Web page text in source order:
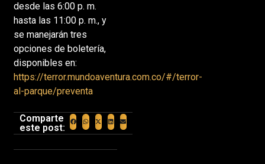
desde las 6:00 p. m.
hasta las 11:00 p. m., y
se manejarán tres
opciones de boletería,
disponibles en:
https://terror.mundoaventura.com.co/#/terror-
al-parque/preventa
Comparte
este post: